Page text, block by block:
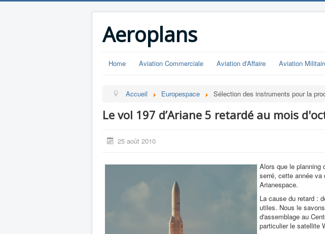
Aeroplans
Home Aviation Commerciale Aviation d'Affaire Aviation
Accueil Europespace Sélection des instruments pour la
Le vol 197 d’Ariane 5 retardé au mois
25 août 2010
Alors que le planning
serré, cette année va
Arianespace.
La cause du retard :
utiles. Nous le
d'assemblage au
particulier le satellite